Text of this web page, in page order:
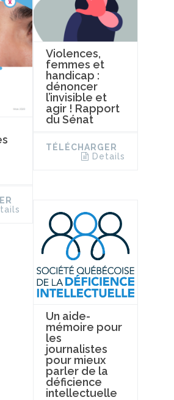
Violences,
femmes et
handicap :
dénoncer
l’invisible et
agir ! Rapport
du Sénat
TÉLÉCHARGER
Details
Un aide-
mémoire pour
les
journalistes
pour mieux
parler de la
déficience
intellectuelle